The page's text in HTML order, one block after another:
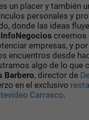
un placer y también
personales y
donde las ideas
InfoNegocios creemos
empresas, y
encuentros desde
algo de lo que
Barbero, director de
en el exclusivo
Carrasco.